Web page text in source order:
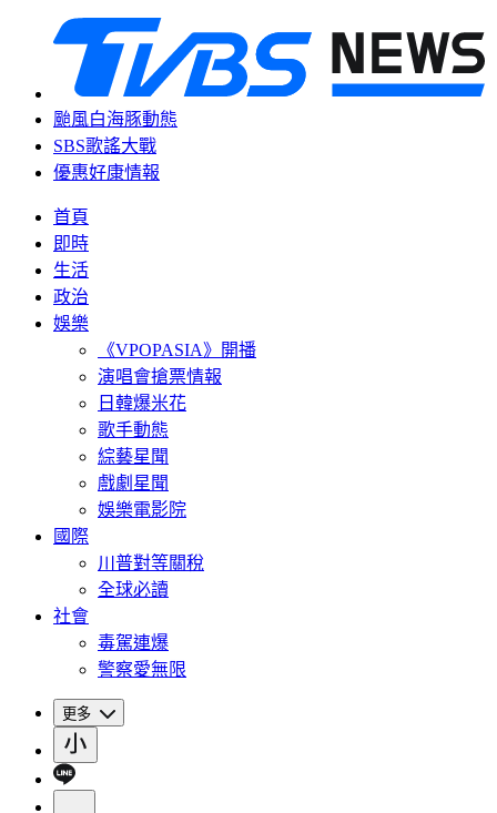
颱風白海豚動態
SBS歌謠大戰
優惠好康情報
首頁
即時
生活
政治
娛樂
《VPOPASIA》開播
演唱會搶票情報
日韓爆米花
歌手動態
綜藝星聞
戲劇星聞
娛樂電影院
國際
川普對等關稅
全球必讀
社會
毒駕連爆
警察愛無限
更多